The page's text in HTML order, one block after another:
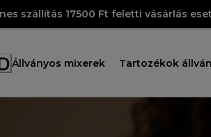
szállítás 17500 Ft feletti vásárlás
Állványos mixerek Tartozékok